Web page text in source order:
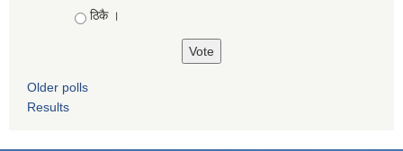
ठिकै ।
Older polls
Results